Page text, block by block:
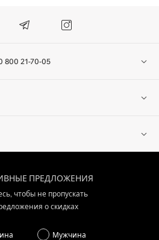
800 21-70-05
ПРЕДЛОЖЕНИЯ
чтобы не пропускать
о скидках
Мужчина